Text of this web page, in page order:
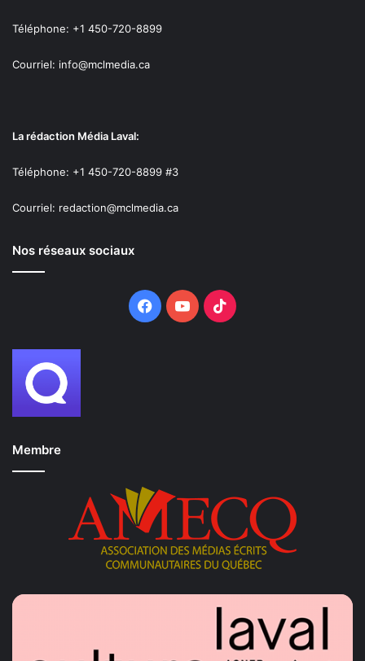
Téléphone: +1 450-720-8899
Courriel: info@mclmedia.ca
La rédaction Média Laval:
Téléphone: +1 450-720-8899 #3
Courriel: redaction@mclmedia.ca
Nos réseaux sociaux
Facebook
YouTubeTikTok
Membre